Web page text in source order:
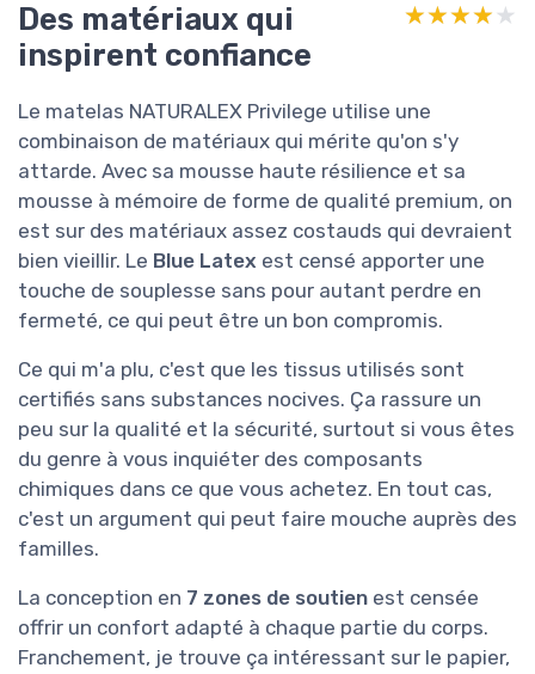
Des matériaux qui
inspirent confiance
★★★★★
★★★★★
Le matelas NATURALEX Privilege utilise une
combinaison de matériaux qui mérite qu'on s'y
attarde. Avec sa mousse haute résilience et sa
mousse à mémoire de forme de qualité premium, on
est sur des matériaux assez costauds qui devraient
bien vieillir. Le Blue Latex est censé apporter une
touche de souplesse sans pour autant perdre en
fermeté, ce qui peut être un bon compromis.
Ce qui m'a plu, c'est que les tissus utilisés sont
certifiés sans substances nocives. Ça rassure un
peu sur la qualité et la sécurité, surtout si vous êtes
du genre à vous inquiéter des composants
chimiques dans ce que vous achetez. En tout cas,
c'est un argument qui peut faire mouche auprès des
familles.
La conception en 7 zones de soutien est censée
offrir un confort adapté à chaque partie du corps.
Franchement, je trouve ça intéressant sur le papier,